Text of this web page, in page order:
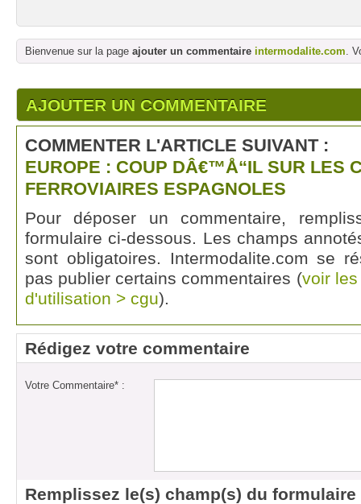
Bienvenue sur la page ajouter un commentaire intermodalite.com.
AJOUTER UN COMMENTAIRE
COMMENTER L'ARTICLE SUIVANT :
EUROPE : COUP DÂ€™Å“IL SUR LES
FERROVIAIRES ESPAGNOLES
Pour déposer un commentaire,
formulaire ci-dessous. Les champs
sont obligatoires. Intermodalite.com se
pas publier certains commentaires (voir
d'utilisation > cgu).
Rédigez votre commentaire
Votre Commentaire* :
Remplissez le(s) champ(s) du formulaire